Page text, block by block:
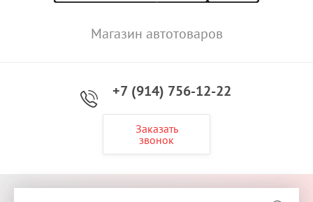
Магазин автотоваров
+7 (914) 756-12-22
Заказать
звонок